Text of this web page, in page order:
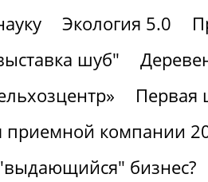
Экология 5.0
шуб"
Первая
приемной компании
бизнес?